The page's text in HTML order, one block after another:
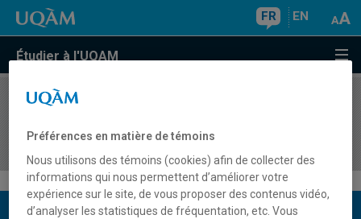
FR EN
Étudier à l'UQAM
COURS//
fondamentale
Description du cours
Préférences en matière de témoins
Nous utilisons des témoins (cookies) afin de collecter des
informations qui nous permettent d’améliorer votre
expérience sur le site, de vous proposer des contenus vidéo,
d’analyser les statistiques de fréquentation, etc. Vous